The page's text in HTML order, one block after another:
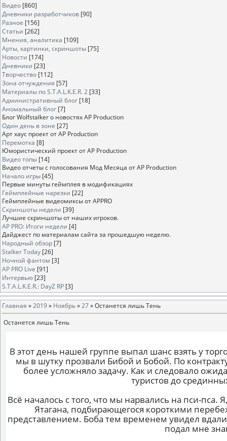
Видео [860]
Дневники разработчиков [90]
Разное [156]
Статьи [262]
Мнения, аналитика [109]
Арты, картинки, скриншоты [75]
Новости [174]
Дневники [23]
Творчество [112]
Зона отчуждения [57]
Материалы по S.T.A.L.K.E.R. 2 [33]
Административный блог [18]
Аномальный блог [7]
Блог Wolfstalker о новостях AP Production
Один день в зоне [27]
Арт хаус проект от AP Production
Перемотка [8]
Юмористический проект от AP Production
Видео топы [14]
Видео отчеты с голосования Мод Месяца от AP Production
Начало игры [45]
Первые минуты геймплея в модификациях
Геймплейные нарезки [22]
Геймплейные видеомиксы от APPRO
Скриншоты недели [39]
Лучшие скриншоты от наших игроков.
AP PRO: Итоги недели [4]
Дайджест по материалам сайта за прошедшую неделю.
Народный обзор [7]
Stalker Today [26]
Ночной фантом [3]
AP PRO Live [91]
Интервью [23]
S.T.A.L.K.E.R.: DayZ RP [3]
Главная »2019» Ноябрь»27» Останется лишь Тень
Останется лишь Тень
В этот день нашей группе выпал шанс взять у
мы в шутку прозвали Бибой и Бобой. По
более усложняло задачу. Как и следовало
туристов до
Всё началось с того, что мы нарвались на пси-
Ятагана, подбирающегося короткими
представлением. Боба тем временем увидел
подал мне